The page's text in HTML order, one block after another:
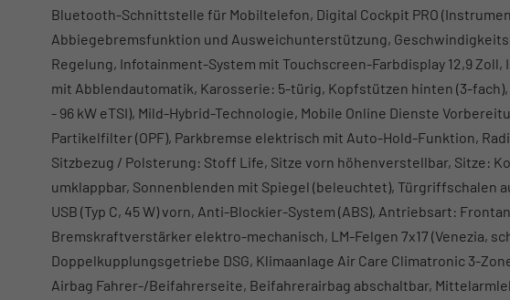
Bluetooth-Schnittstelle für Mobiltelefon, Digital Cockpit PRO
Abbiegebremsfunktion und Ausweichunterstützung,
Regelung, Infotainment-System mit Touchscreen-Farbdisplay 12,9
mit Abblendautomatik, Karosserie: 5-türig, Kopfstützen hinten (3-fach),
- 96 kW eTSI), Mild-Hybrid-Technologie, Mobile Online Dienste
Partikelfilter (OPF), Parkbremse elektrisch mit Auto-Hold-Funktion,
Sitzbezug / Polsterung: Stoff Life, Sitze vorn höhenverstellbar, Sitze:
umklappbar, Sonnenblenden mit Spiegel (beleuchtet), Türgriffschalen
USB (Typ C, 45 W) vorn, Anti-Blockier-System (ABS), Antriebsart:
Bremskraftverstärker elektro-mechanisch, LM-Felgen 7x17 (Venezia,
Doppelkupplungsgetriebe DSG, Klimaanlage Air Care Climatronic 3-
Airbag Fahrer-/Beifahrerseite, Beifahrerairbag abschaltbar,